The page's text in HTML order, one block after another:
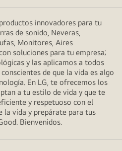
innovadores para tu
de sonido, Neveras,
Monitores, Aires
soluciones para tu empresa;
y las aplicamos a todos
de que la vida es algo
En LG, te ofrecemos los
a tu estilo de vida y que te
y respetuoso con el
la vida y prepárate para tus
Bienvenidos.